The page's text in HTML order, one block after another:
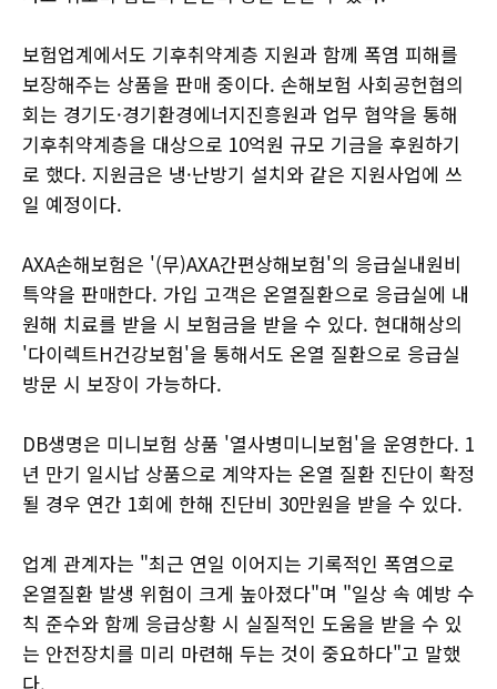
보험업계에서도 기후취약계층 지원과 함께 폭염 피해를
보장해주는 상품을 판매 중이다. 손해보험 사회공헌협의
회는 경기도·경기환경에너지진흥원과 업무 협약을 통해
기후취약계층을 대상으로 10억원 규모 기금을 후원하기
로 했다. 지원금은 냉·난방기 설치와 같은 지원사업에 쓰
일 예정이다.
AXA손해보험은 '(무)AXA간편상해보험'의 응급실내원비
특약을 판매한다. 가입 고객은 온열질환으로 응급실에 내
원해 치료를 받을 시 보험금을 받을 수 있다. 현대해상의
'다이렉트H건강보험'을 통해서도 온열 질환으로 응급실
방문 시 보장이 가능하다.
DB생명은 미니보험 상품 '열사병미니보험'을 운영한다. 1
년 만기 일시납 상품으로 계약자는 온열 질환 진단이 확정
될 경우 연간 1회에 한해 진단비 30만원을 받을 수 있다.
업계 관계자는 "최근 연일 이어지는 기록적인 폭염으로
온열질환 발생 위험이 크게 높아졌다"며 "일상 속 예방 수
칙 준수와 함께 응급상황 시 실질적인 도움을 받을 수 있
는 안전장치를 미리 마련해 두는 것이 중요하다"고 말했
다.